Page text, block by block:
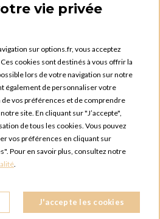
FRANCE
ROUEN
du Clos Tellier
Etienne-du-Rouvray
FRANCE
:+33 2 35 08 38 53
TOULOUSE
ZAC de Saint-Martin du Touch
Toulouse
FRANCE
OPTIONS MC
vie privée
sur options.fr, vous acceptez
cookies sont destinés à vous offrir la
lors de votre navigation sur notre
également de personnaliser votre
vos préférences et de comprendre
site. En cliquant sur "J’accepte",
de tous les cookies. Vous pouvez
vos préférences en cliquant sur
Pour en savoir plus, consultez notre
.
J'accepte les cookies